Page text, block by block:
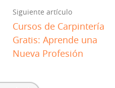
Siguiente artículo
Cursos de Carpintería
Gratis: Aprende una
Nueva Profesión